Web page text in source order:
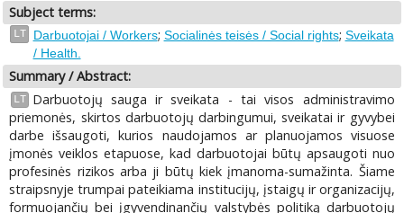
Subject terms:
LT Darbuotojai / Workers; Socialinės teisės / Social rights; Sveikata
/ Health.
Summary / Abstract:
LT
Darbuotojų sauga ir sveikata - tai visos administravimo
priemonės, skirtos darbuotojų darbingumui, sveikatai ir gyvybei
darbe išsaugoti, kurios naudojamos ar planuojamos visuose
įmonės veiklos etapuose, kad darbuotojai būtų apsaugoti nuo
profesinės rizikos arba ji būtų kiek įmanoma-sumažinta. Šiame
straipsnyje trumpai pateikiama institucijų, įstaigų ir organizacijų,
formuojančių bei įgyvendinančių valstybės politiką darbuotojų